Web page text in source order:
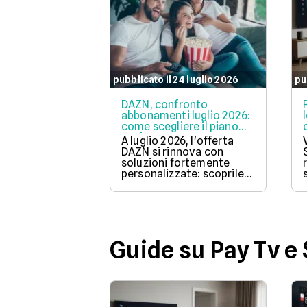
pubblicato il 24 luglio 2026
DAZN, confronto
abbonamenti luglio 2026:
come scegliere il piano
perfetto per te
A luglio 2026, l'offerta
DAZN si rinnova con
soluzioni fortemente
personalizzate: scoprile
tutte e attiva il piano con
i tuoi sport preferiti.
Guide su Pay Tv